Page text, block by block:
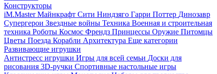
Конструкторы
iM.Master Майнкрафт Сити Ниндзяго Гарри Поттер Динозавр
Супергерои Звездные войны Техника Военная и строительная
техника Роботы Космос Френдз Принцессы Оружие Питомцы
Цветы Поезда Корабли Архитектура Еще категории
Развивающие игрушки
Антистресс игрушки Игры для всей семьи Доски для
рисования 3D-ручки Спортивные настольные игры